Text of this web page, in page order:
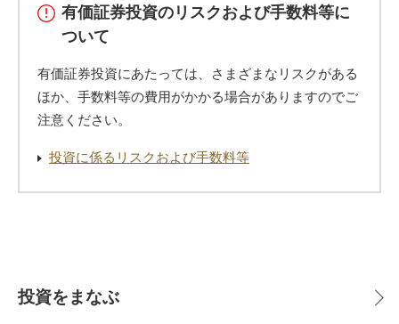
有価証券投資のリスクおよび手数料等に
ついて
有価証券投資にあたっては、さまざまなリスクがある
ほか、手数料等の費用がかかる場合がありますのでご
注意ください。
投資に係るリスクおよび手数料等
投資をまなぶ